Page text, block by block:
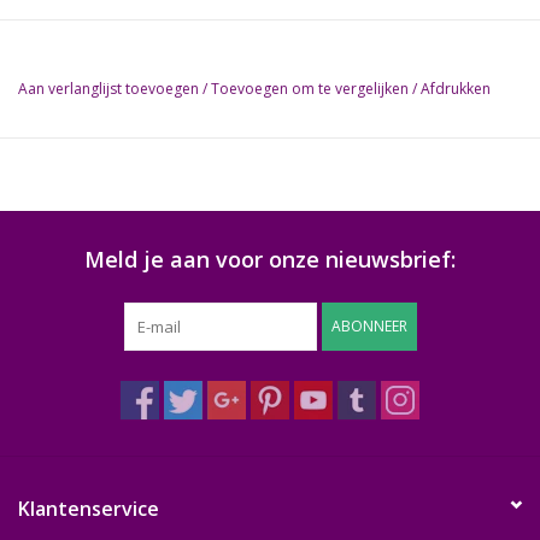
Aan verlanglijst toevoegen /Toevoegen om te vergelijken /Afdrukken
Meld je aan voor onze nieuwsbrief:
ABONNEER
Klantenservice